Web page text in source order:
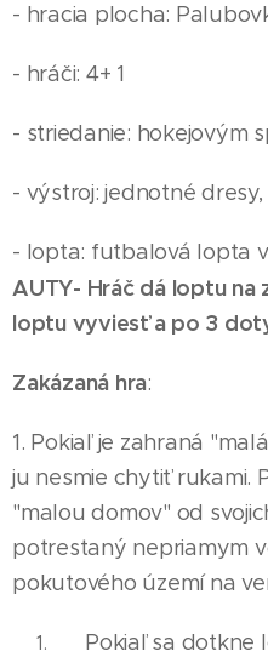
- hracia plocha:
- hráči: 4+ 1
- striedanie: hokejovým
- výstroj: jednotné
- lopta: futbalová lopta
AUTY- Hráč dá loptu na
loptu vyviesť a po 3
Zakázaná hra:
1. Pokiaľ je zahraná
ju nesmie chytiť rukami.
"malou domov" od
potrestaný nepriamym
pokutového území na
Pokiaľ sa dotkne